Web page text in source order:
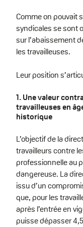
Comme on pouvait
syndicales se sont
sur l’abaissement
les travailleuses.
Leur position
1. Une valeur
travailleuses en
historique
L’objectif de la
travailleurs contre
professionnelle au
dangereuse. La
issu d’un
que, pour les
après l’entrée en
puisse dépasser